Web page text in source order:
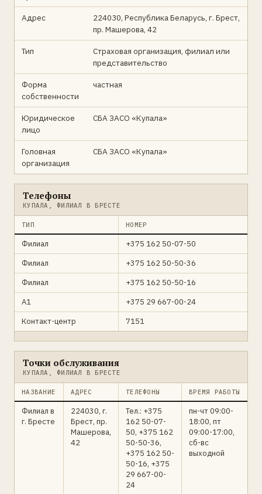
Адрес
224030, Республика Беларусь, г. Брест,
пр. Машерова, 42
Тип
Страховая организация, филиал или
представительство
Форма
собственности
частная
Юридическое
лицо
СБА ЗАСО «Купала»
Головная
организация
СБА ЗАСО «Купала»
Телефоны
КУПАЛА, ФИЛИАЛ В БРЕСТЕ
ТИП НОМЕР
Филиал
+375 162 50-07-50
Филиал
+375 162 50-50-36
Филиал
+375 162 50-50-16
A1
+375 29 667-00-24
Контакт-центр
7151
Точки обслуживания
КУПАЛА, ФИЛИАЛ В БРЕСТЕ
НАЗВАНИЕ АДРЕС ТЕЛЕФОНЫ ВРЕМЯ РАБОТЫ
Филиал в
г. Бресте
224030, г.
Брест, пр.
Машерова,
42
Тел.: +375
162 50-07-
50, +375 162
50-50-36,
+375 162 50-
50-16, +375
29 667-00-
24
пн-чт 09:00-
18:00, пт
09:00-17:00,
сб-вс
выходной